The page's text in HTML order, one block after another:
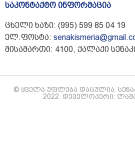
საკონტაქტო ინფორმაცია
ცხელი ხაზი: (995) 599 85 04 19
ელ.ფოსტა:
მისამართი: 4100, ქალაქი
© ყველა უფლება დაცულია.
2022. დეველოპერი: